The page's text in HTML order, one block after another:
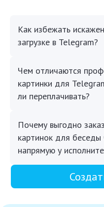
Как избежать
загрузке в Telegram?
Чем отличаются
картинки для
ли переплачивать?
Почему выгодно
картинок для
напрямую у